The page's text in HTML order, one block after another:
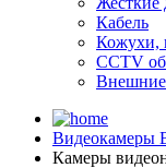
Кабель
Кожухи,
CCTV
Видеокамеры
Камеры